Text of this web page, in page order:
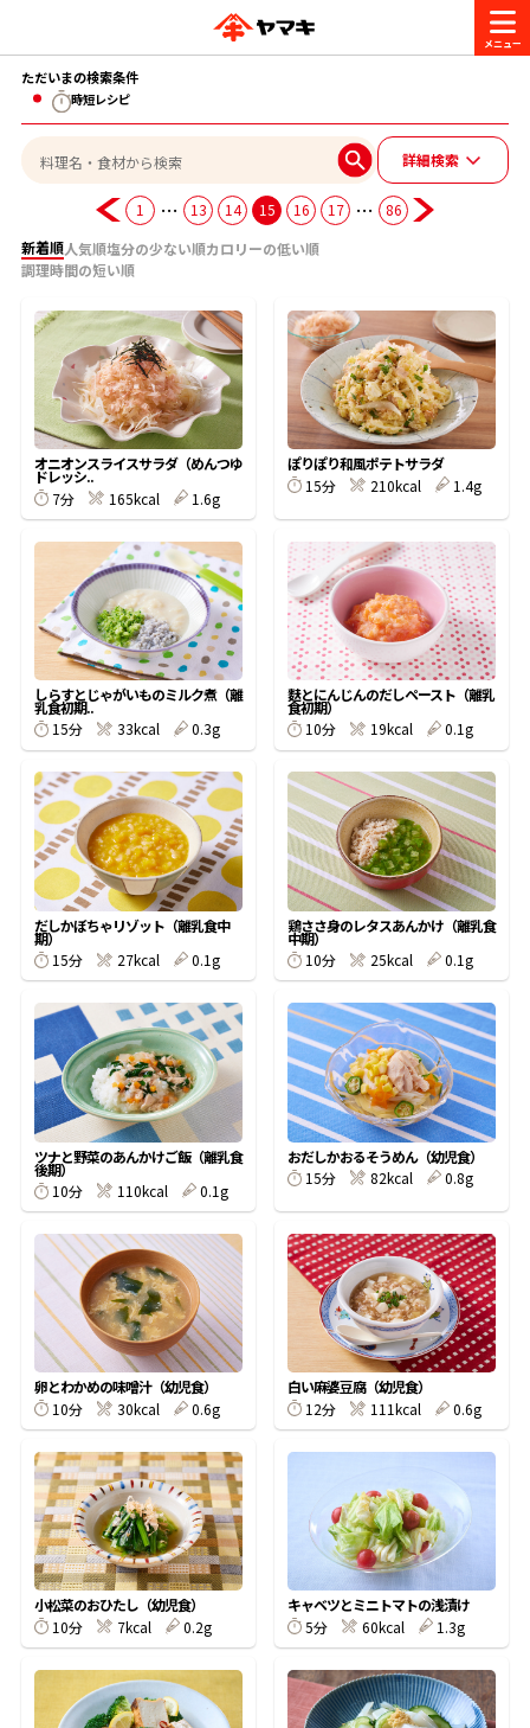
商品情報
ブランド一覧
ヤマキ『めんつゆ』 ヤマキ 割烹白だし
旨さ、別格。だし屋の鍋 韓福善シリーズ
サッと鍋® 楽チン鍋®
楽チン屋® ストレートつゆ
新鮮一番 『氷熟®』
レシピ
おいしいレシピを探す
おいしいレシピトップ
主食レシピ
主菜レシピ
汁物レシピ
時短レシピ
おいしいレシピを商品から探す
かつお節レシピ
めんつゆレシピ
割烹白だしレシピ
レシピ特設サイト
割烹白だしレシピ特集
だし巻き卵特集
かつおだしが決め手！簡単茶碗蒸し
かつお節・だしを楽しむ
かつお節・だしを知る
だしの取り方
かつお節の削り方
かつお節・だしをもっと知る
ヤマキ かつお節プラス®
かつお節・だしを楽しむ
だしコミュ
CM・キャンペーン
キャンペーン一覧
企業・採用情報
企業情報
- 百年対話
- ヤマキ かつお節プラス®
採用情報
- ジョブリターン制
お問い合わせ
ヤマキお客様相談室
オンラインショップ
コミュニティサイト
Global
ただいまの検索条件
時短レシピ
詳細検索
1 … 13 14 15 16 17 …
86
新着順人気順塩分の少ない順カロリーの低い順
調理時間の短い順
オニオンスライスサラダ（めんつゆ
ドレッシ..
7分
165kcal 1.6g
ぽりぽり和風ポテトサラダ
15分
210kcal 1.4g
しらすとじゃがいものミルク煮（離
乳食初期..
15分
33kcal 0.3g
麩とにんじんのだしペースト（離乳
食初期）
10分
19kcal 0.1g
だしかぼちゃリゾット（離乳食中
期）
15分
27kcal 0.1g
鶏ささ身のレタスあんかけ（離乳食
中期）
10分
25kcal 0.1g
ツナと野菜のあんかけご飯（離乳食
後期）
10分
110kcal 0.1g
おだしかおるそうめん（幼児食）
15分
82kcal 0.8g
卵とわかめの味噌汁（幼児食）
10分
30kcal 0.6g
白い麻婆豆腐（幼児食）
12分
111kcal 0.6g
小松菜のおひたし（幼児食）
10分
7kcal 0.2g
キャベツとミニトマトの浅漬け
5分
60kcal 1.3g